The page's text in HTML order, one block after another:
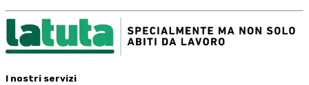
I nostri servizi